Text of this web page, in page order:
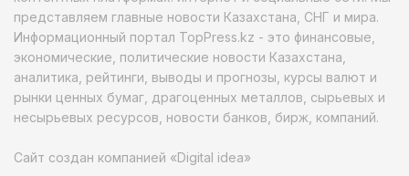
представляем главные новости Казахстана, СНГ и мира.
Информационный портал TopPress.kz - это финансовые,
экономические, политические новости Казахстана,
аналитика, рейтинги, выводы и прогнозы, курсы валют и
рынки ценных бумаг, драгоценных металлов, сырьевых и
несырьевых ресурсов, новости банков, бирж, компаний.
Сайт создан компанией «Digital idea»